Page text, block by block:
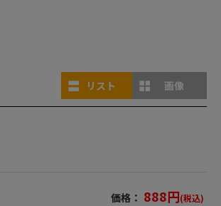
リスト 画像
価格： 888円(税込)